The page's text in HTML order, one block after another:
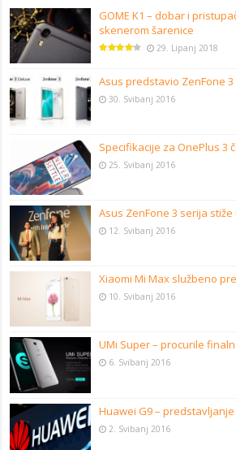
GOME K1 – dobar i
skenerom šarenice
29. Lipanj 2018
Asus predstavio ZenFone
30. Svibanj 2016
Specifikacije za OnePlus 3
25. Svibanj 2016
Asus ZenFone 3 serija stiže
12. Svibanj 2016
Xiaomi Mi Max službeno
10. Svibanj 2016
UMi Super – procurile
6. Svibanj 2016
Huawei G9 –
2. Svibanj 2016